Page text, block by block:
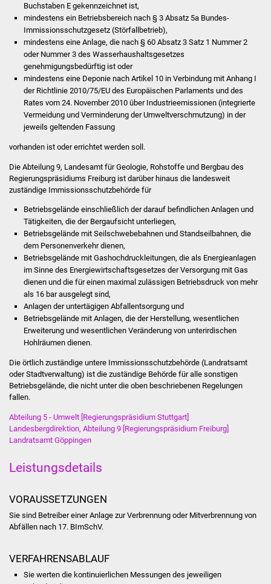
Presse
Bürger & Service
Dienstleistungen
Lebenslagen
Formulare
Bürgerinfos
Bildung
Schulen
Kindergärten
Volkshochschule
Kirchen
Jugendhaus
Buchstaben E gekennzeichnet ist,
mindestens ein Betriebsbereich nach § 3 Absatz 5a Bundes-
Immissionsschutzgesetz (Störfallbetrieb),
mindestens eine Anlage, die nach § 60 Absatz 3 Satz 1 Nummer 2
oder Nummer 3 des Wasserhaushaltsgesetzes
genehmigungsbedürftig ist oder
mindestens eine Deponie nach Artikel 10 in Verbindung mit Anhang I
der Richtlinie 2010/75/EU des Europäischen Parlaments und des
Rates vom 24. November 2010 über Industrieemissionen (integrierte
Vermeidung und Verminderung der Umweltverschmutzung) in der
jeweils geltenden Fassung
vorhanden ist oder errichtet werden soll.
Die Abteilung 9, Landesamt für Geologie, Rohstoffe und Bergbau des
Regierungspräsidiums Freiburg ist darüber hinaus die landesweit
zuständige Immissionsschutzbehörde für
Betriebsgelände einschließlich der darauf befindlichen Anlagen und
Tätigkeiten, die der Bergaufsicht unterliegen,
Betriebsgelände mit Seilschwebebahnen und Standseilbahnen, die
dem Personenverkehr dienen,
Betriebsgelände mit Gashochdruckleitungen, die als Energieanlagen
im Sinne des Energiewirtschaftsgesetzes der Versorgung mit Gas
dienen und die für einen maximal zulässigen Betriebsdruck von mehr
als 16 bar ausgelegt sind,
Anlagen der untertägigen Abfallentsorgung und
Betriebsgelände mit Anlagen, die der Herstellung, wesentlichen
Erweiterung und wesentlichen Veränderung von unterirdischen
Hohlräumen dienen.
Die örtlich zuständige untere Immissionsschutzbehörde (Landratsamt
oder Stadtverwaltung) ist die zuständige Behörde für alle sonstigen
Betriebsgelände, die nicht unter die oben beschriebenen Regelungen
fallen.
Abteilung 5 - Umwelt [Regierungspräsidium Stuttgart]
Landesbergdirektion, Abteilung 9 [Regierungspräsidium Freiburg]
Landratsamt Göppingen
Leistungsdetails
VORAUSSETZUNGEN
Sie sind Betreiber einer Anlage zur Verbrennung oder Mitverbrennung von
Abfällen nach 17. BImSchV.
VERFAHRENSABLAUF
Sie werten die kontinuierlichen Messungen des jeweiligen